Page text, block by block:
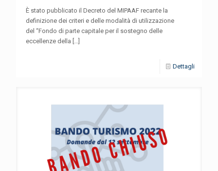
È stato pubblicato il Decreto del MIPAAF recante la
definizione dei criteri e delle modalità di utilizzazione
del “Fondo di parte capitale per il sostegno delle
eccellenze della
Dettagli